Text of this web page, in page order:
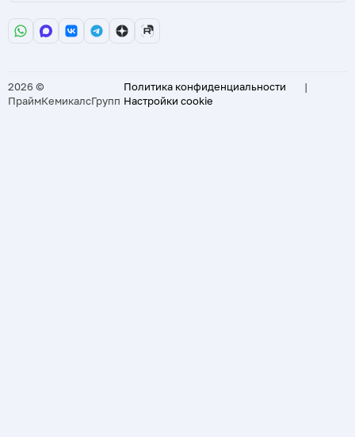
2026 ©
ПраймКемикалсГрупп
Политика конфиденциальности
|
Настройки cookie